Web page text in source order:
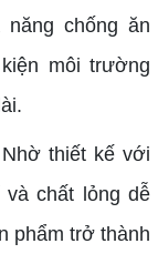
chống ăn
môi trường
Nhờ thiết kế với
chất lỏng dễ
phẩm trở thành